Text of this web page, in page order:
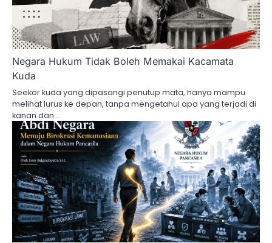
Negara Hukum Tidak Boleh Memakai Kacamata
Kuda
Seekor kuda yang dipasangi penutup mata, hanya mampu
melihat lurus ke depan, tanpa mengetahui apa yang terjadi di
kanan dan…